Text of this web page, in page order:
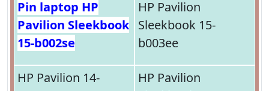
Pin laptop HP
Pavilion Sleekbook
15-b002se
HP Pavilion
Sleekbook 15-
b003ee
HP Pavilion 14-
HP Pavilion